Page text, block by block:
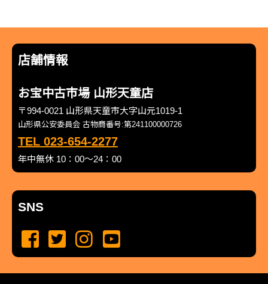
店舗情報
お宝中古市場 山形天童店
〒994-0021 山形県天童市大字山元1019-1
山形県公安委員会 古物商番号:第241100000726
TEL 023-654-2277
年中無休 10：00～24：00
SNS